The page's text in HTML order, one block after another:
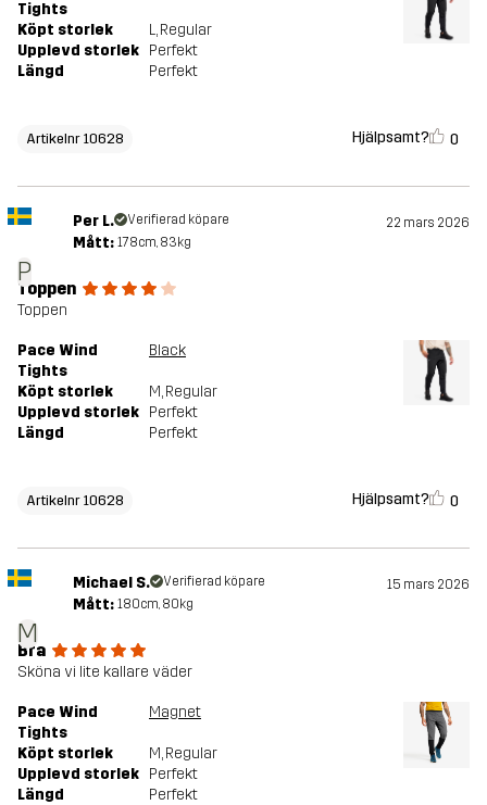
Tights
Köpt storlek L, Regular
Upplevd storlek Perfekt
Längd
Perfekt
Artikelnr 10628 Hjälpsamt? 0
P
Per L. Verifierad köpare 22 mars 2026
Mått: 178cm, 83kg
Toppen
Toppen
Pace Wind
Tights
Black
Köpt storlek M, Regular
Upplevd storlek Perfekt
Längd
Perfekt
Artikelnr 10628 Hjälpsamt? 0
M
Michael S. Verifierad köpare 15 mars 2026
Mått: 180cm, 80kg
Bra
Sköna vi lite kallare väder
Pace Wind
Tights
Magnet
Köpt storlek M, Regular
Upplevd storlek Perfekt
Längd
Perfekt